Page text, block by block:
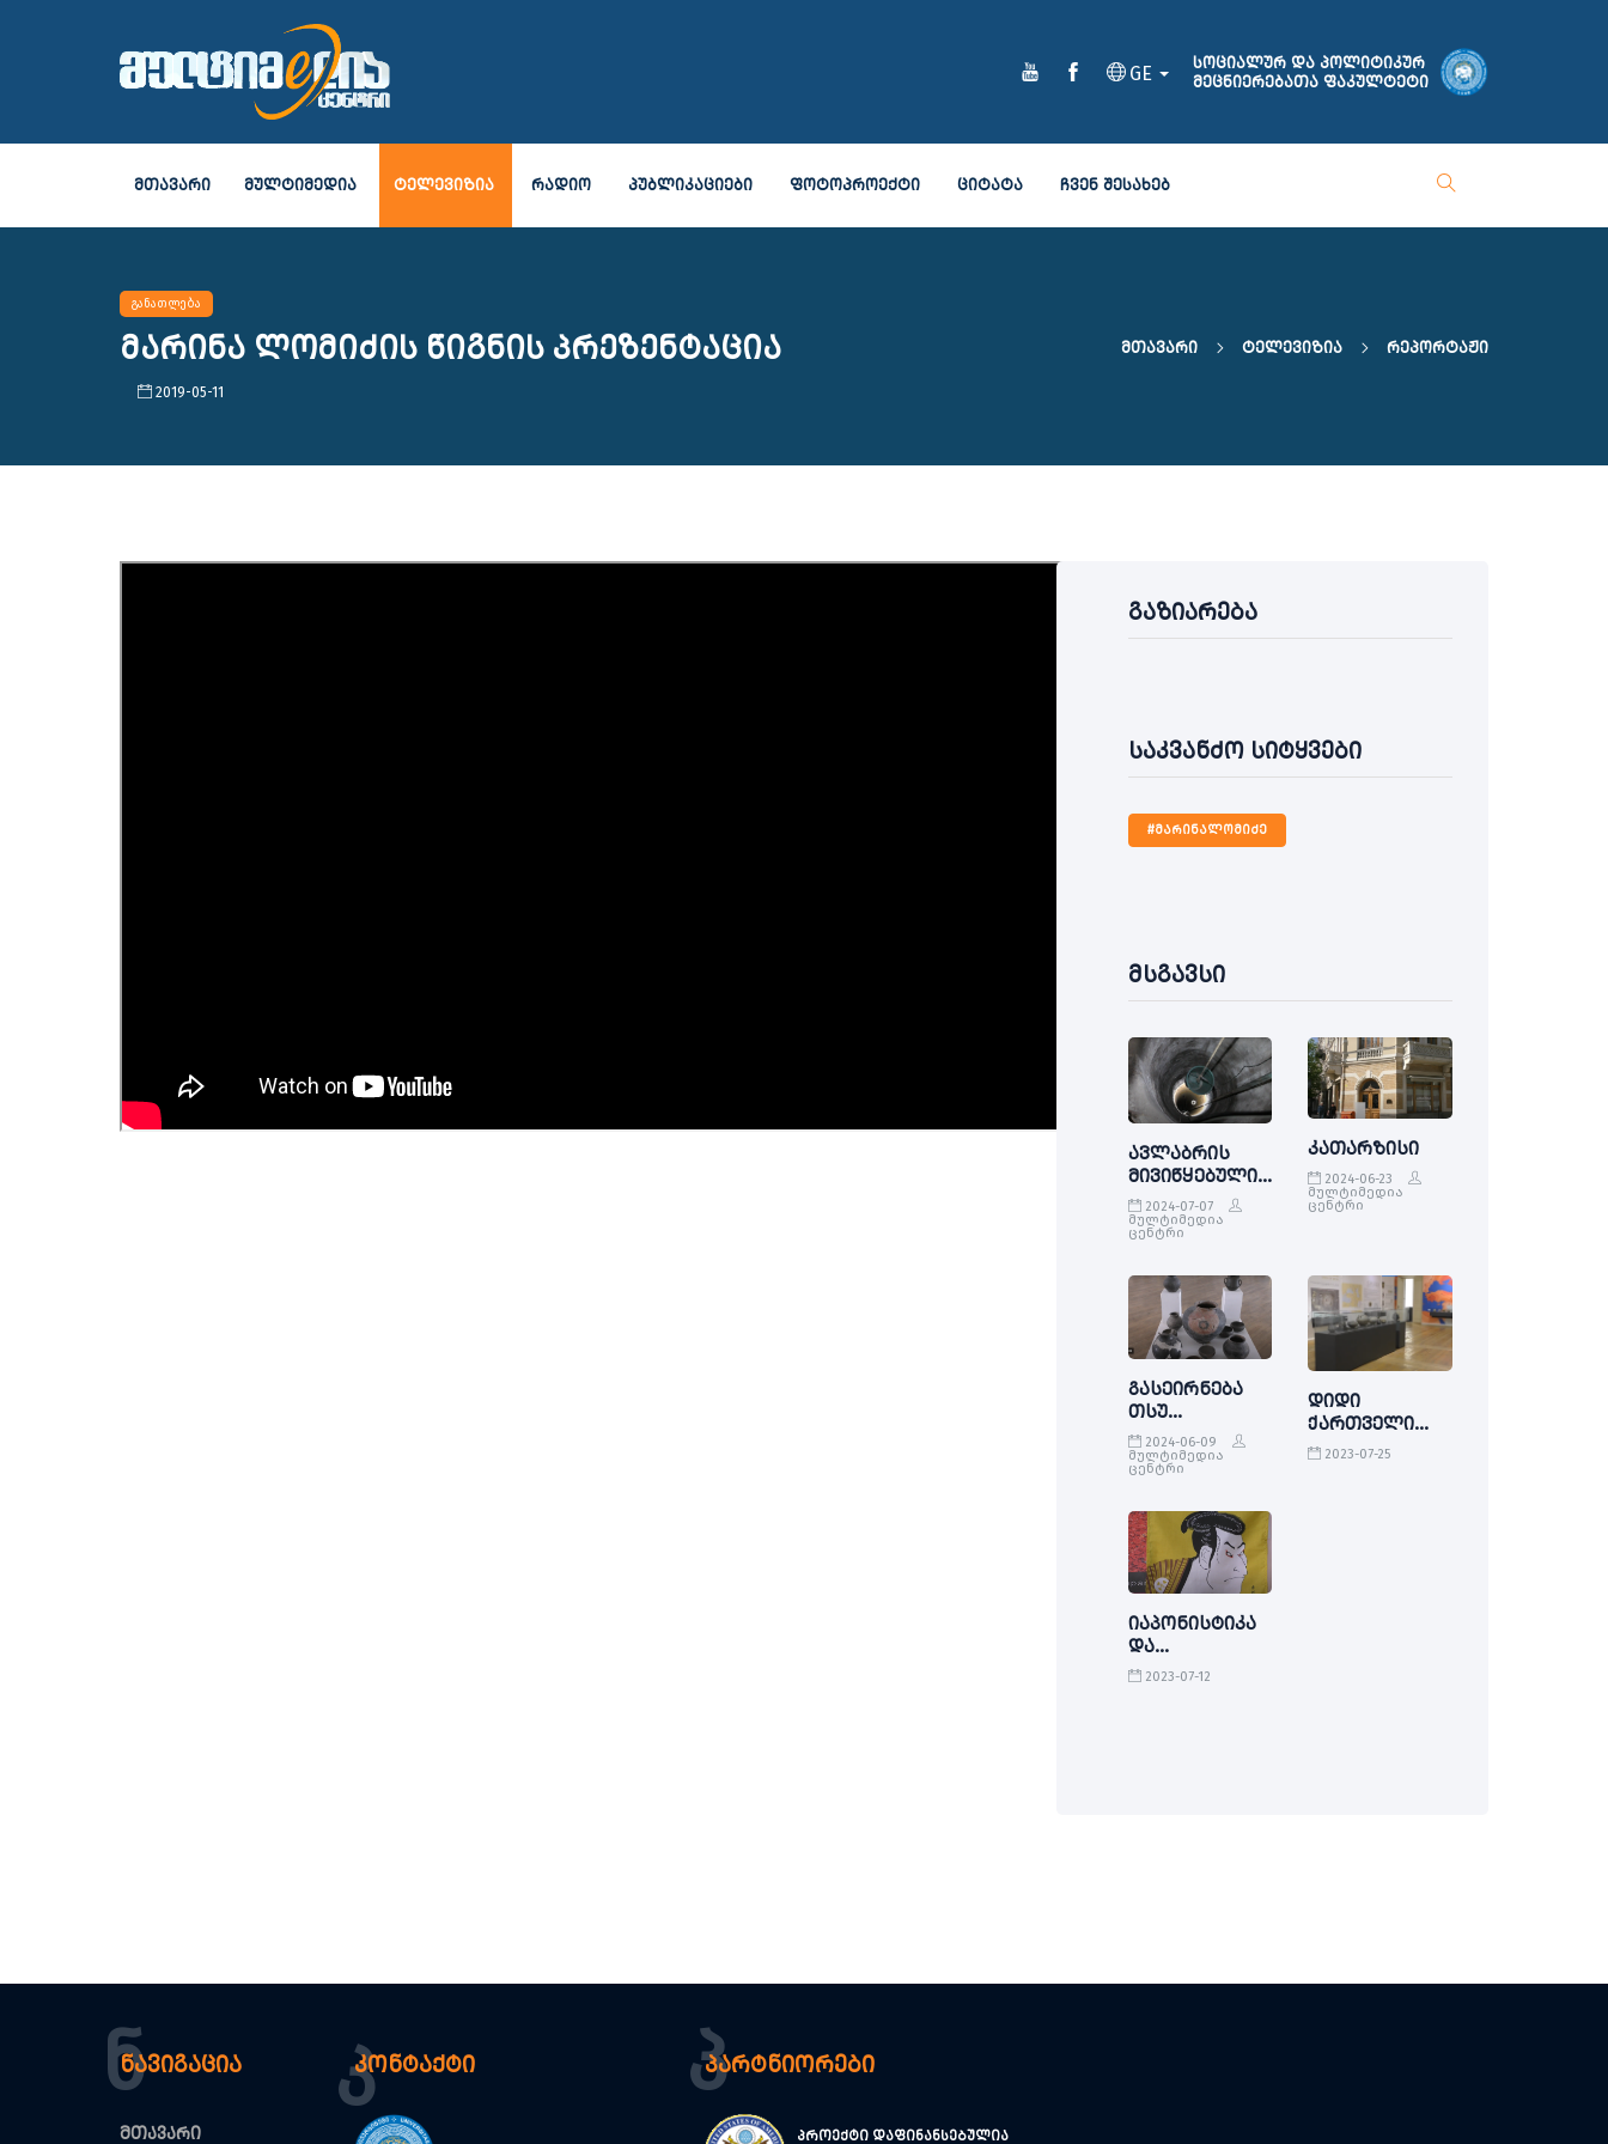
სოციალურ და პოლიტიკურ
მეცნიერებათა ფაკულტეტი
GE
ᲛᲗᲐᲕᲐᲠᲘ ᲛᲣᲚᲢᲘᲛᲔᲓᲘᲐ ᲢᲔᲚᲔᲕᲘᲖᲘᲐ ᲠᲐᲓᲘᲝ ᲞᲣᲑᲚᲘᲙᲐᲪᲘᲔᲑᲘ ᲤᲝᲢᲝᲞᲠᲝᲔᲥᲢᲘ ᲪᲘᲢᲐᲢᲐ ᲩᲕᲔᲜ ᲨᲔᲡᲐᲮᲔᲑ
განათლება
მარინა ლომიძის წიგნის პრეზენტაცია
2019-05-11
Მთავარი Ტელევიზია Რეპორტაჟი
გაზიარება
საკვანძო სიტყვები
#მარინალომიძე
მსგავსი
ავლაბრის
მივიწყებული
სტამბა
2024-07-07
მულტიმედია
ცენტრი
კათარზისი
2024-06-23
მულტიმედია
ცენტრი
გასეირნება
თსუ
არქეოლოგიის
მუზეუმში
2024-06-09
მულტიმედია
ცენტრი
დიდი
ქართველი
ექიმების
2023-07-25
იაპონისტიკა
და
სინოლოგია
2023-07-12
ნავიგაცია
Ნ
მთავარი
კონტაქტი
Კ პარტნიორები
Პ
პროექტი დაფინანსებულია